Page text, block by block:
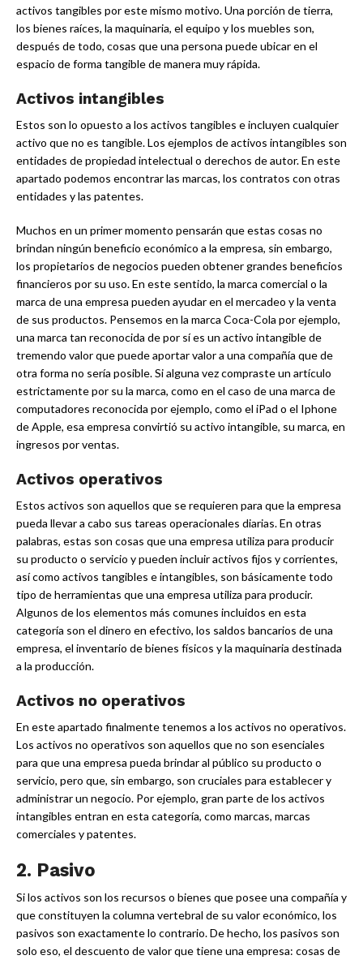
activos tangibles por este mismo motivo. Una porción de tierra,
los bienes raíces, la maquinaria, el equipo y los muebles son,
después de todo, cosas que una persona puede ubicar en el
espacio de forma tangible de manera muy rápida.
Activos intangibles
Estos son lo opuesto a los activos tangibles e incluyen cualquier
activo que no es tangible. Los ejemplos de activos intangibles son
entidades de propiedad intelectual o derechos de autor. En este
apartado podemos encontrar las marcas, los contratos con otras
entidades y las patentes.
Muchos en un primer momento pensarán que estas cosas no
brindan ningún beneficio económico a la empresa, sin embargo,
los propietarios de negocios pueden obtener grandes beneficios
financieros por su uso. En este sentido, la marca comercial o la
marca de una empresa pueden ayudar en el mercadeo y la venta
de sus productos. Pensemos en la marca Coca-Cola por ejemplo,
una marca tan reconocida de por sí es un activo intangible de
tremendo valor que puede aportar valor a una compañía que de
otra forma no sería posible. Si alguna vez compraste un artículo
estrictamente por su la marca, como en el caso de una marca de
computadores reconocida por ejemplo, como el iPad o el Iphone
de Apple, esa empresa convirtió su activo intangible, su marca, en
ingresos por ventas.
Activos operativos
Estos activos son aquellos que se requieren para que la empresa
pueda llevar a cabo sus tareas operacionales diarias. En otras
palabras, estas son cosas que una empresa utiliza para producir
su producto o servicio y pueden incluir activos fijos y corrientes,
así como activos tangibles e intangibles, son básicamente todo
tipo de herramientas que una empresa utiliza para producir.
Algunos de los elementos más comunes incluidos en esta
categoría son el dinero en efectivo, los saldos bancarios de una
empresa, el inventario de bienes físicos y la maquinaria destinada
a la producción.
Activos no operativos
En este apartado finalmente tenemos a los activos no operativos.
Los activos no operativos son aquellos que no son esenciales
para que una empresa pueda brindar al público su producto o
servicio, pero que, sin embargo, son cruciales para establecer y
administrar un negocio. Por ejemplo, gran parte de los activos
intangibles entran en esta categoría, como marcas, marcas
comerciales y patentes.
2. Pasivo
Si los activos son los recursos o bienes que posee una compañía y
que constituyen la columna vertebral de su valor económico, los
pasivos son exactamente lo contrario. De hecho, los pasivos son
solo eso, el descuento de valor que tiene una empresa: cosas de